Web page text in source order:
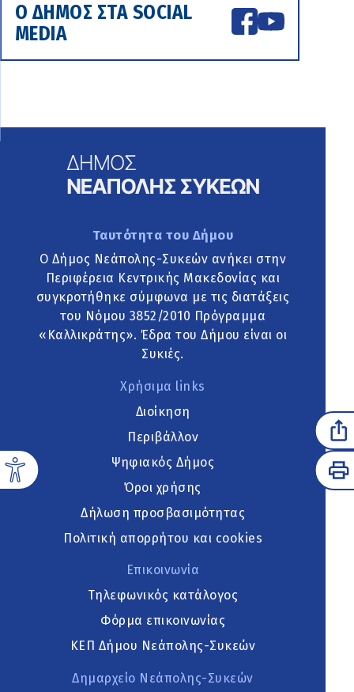
Ο ΔΗΜΟΣ ΣΤΑ SOCIAL
MEDIA
Ταυτότητα του Δήμου
Ο Δήμος Νεάπολης-Συκεών ανήκει στην
Περιφέρεια Κεντρικής Μακεδονίας και
συγκροτήθηκε σύμφωνα με τις διατάξεις
του Νόμου 3852/2010 Πρόγραμμα
«Καλλικράτης». Έδρα του Δήμου είναι οι
Συκιές.
Χρήσιμα links
Διοίκηση
Περιβάλλον
Ψηφιακός Δήμος
Όροι χρήσης
Δήλωση προσβασιμότητας
Πολιτική απορρήτου και cookies
Επικοινωνία
Τηλεφωνικός κατάλογος
Φόρμα επικοινωνίας
ΚΕΠ Δήμου Νεάπολης-Συκεών
Δημαρχείο Νεάπολης-Συκεών